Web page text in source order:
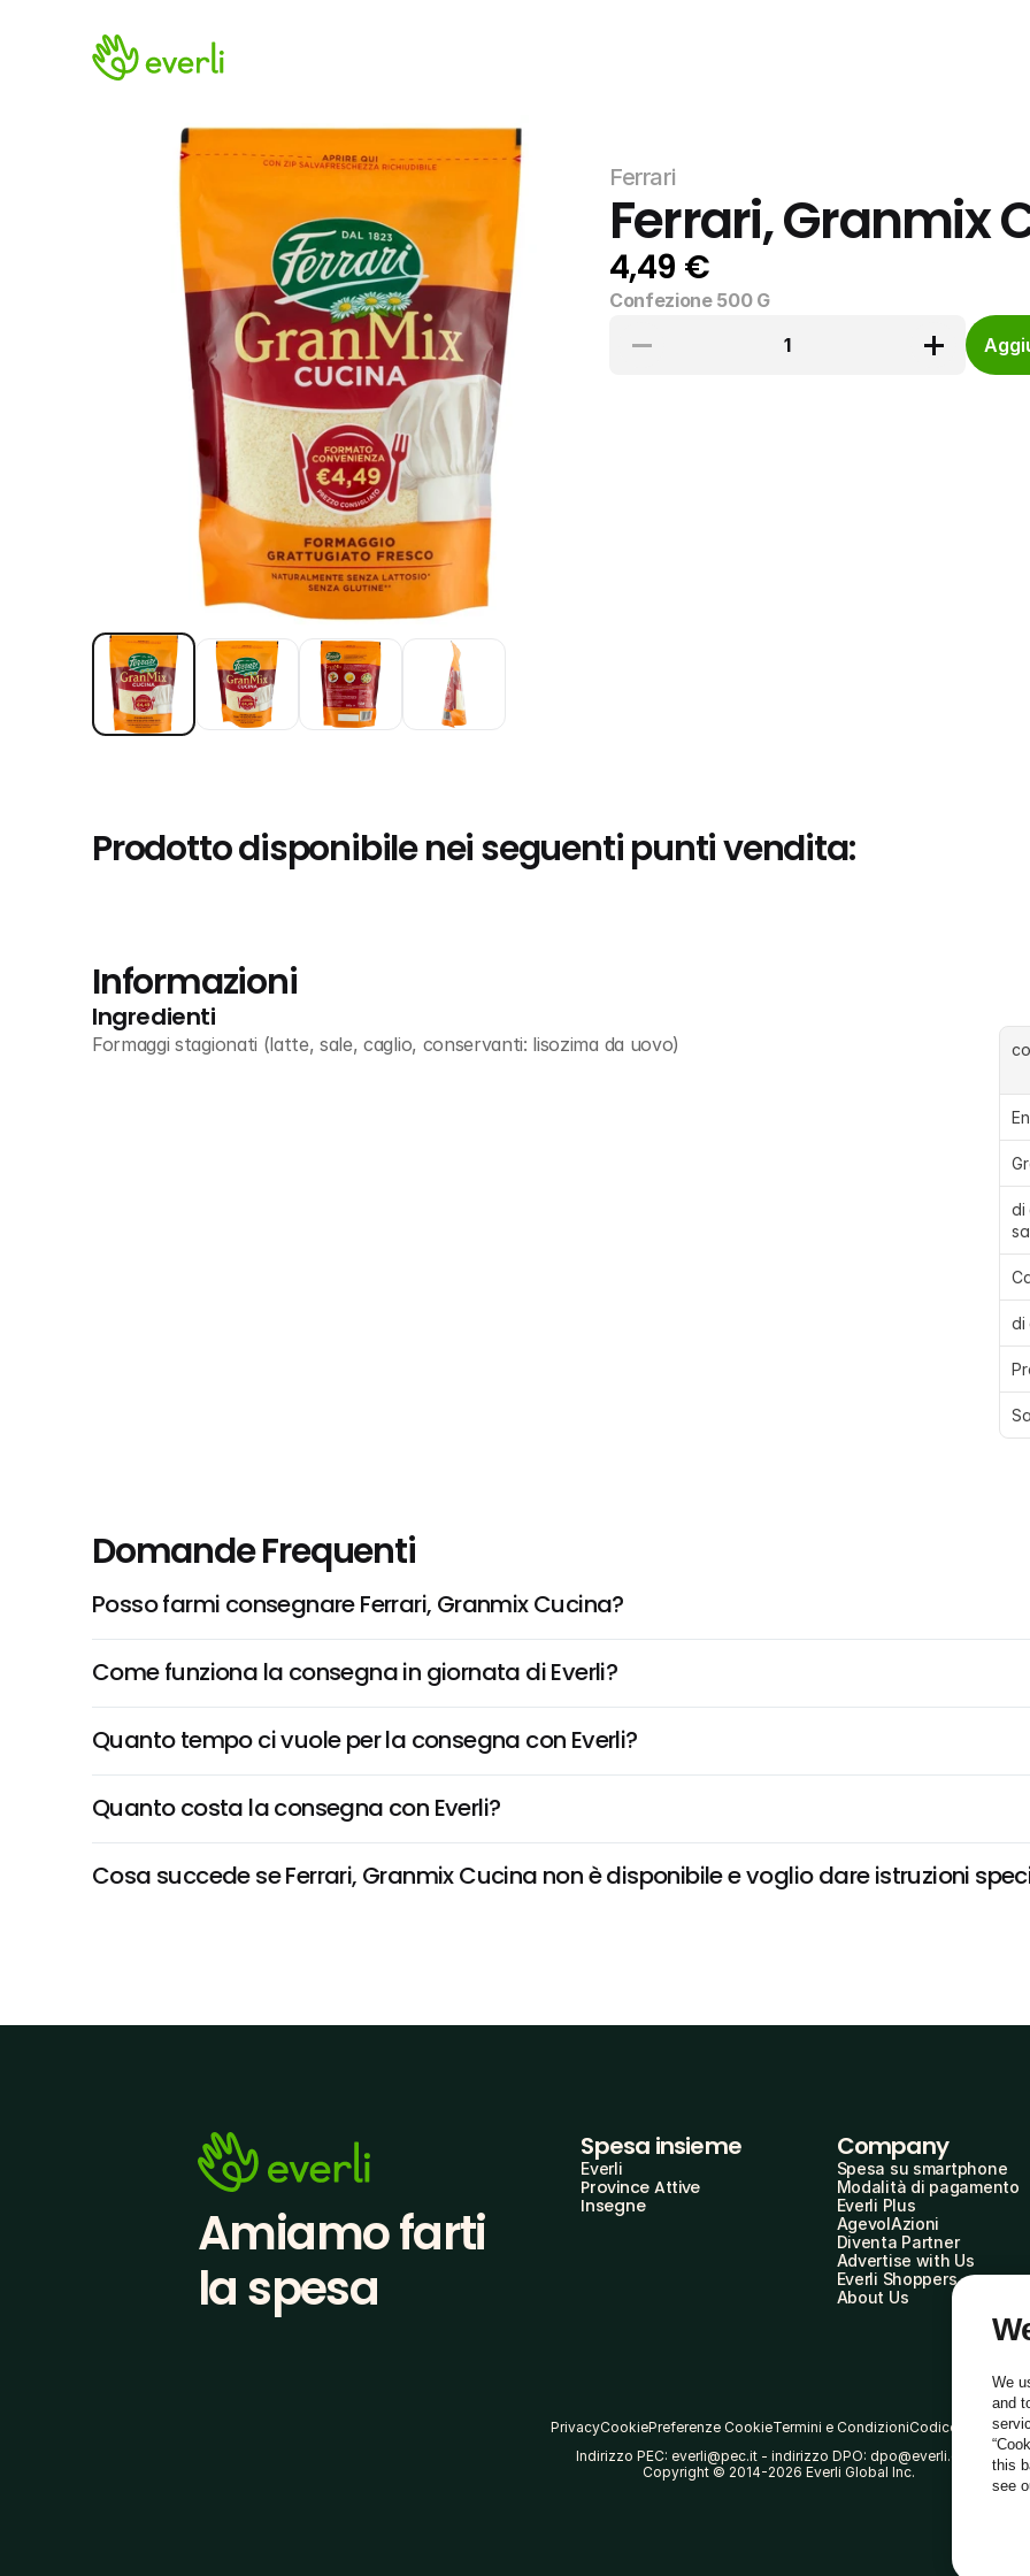
Ferrari
Ferrari, Granmix
4,49 €
Confezione 500 G
1
Prodotto disponibile nei seguenti punti vendita:
Informazioni
Ingredienti
Formaggi stagionati (latte, sale, caglio, conservanti: lisozima da uovo)
di
di
Domande Frequenti
Posso farmi consegnare Ferrari, Granmix Cucina?
Come funziona la consegna in giornata di Everli?
Quanto tempo ci vuole per la consegna con Everli?
Quanto costa la consegna con Everli?
Cosa succede se Ferrari, Granmix Cucina non è disponibile e voglio dare istruzioni
Amiamo farti
la spesa
Spesa insieme
Everli
Province Attive
Insegne
Company
Spesa su smartphone
Modalità di pagamento
Everli Plus
AgevolAzioni
Diventa Partner
Advertise with Us
Everli Shoppers
About Us
PrivacyCookiePreferenze CookieTermini e CondizioniCodice Etico
Indirizzo PEC: everli@pec.it - indirizzo DPO: dpo@everli.com
Copyright © 2014-2026 Everli Global Inc.
We
and
this
see